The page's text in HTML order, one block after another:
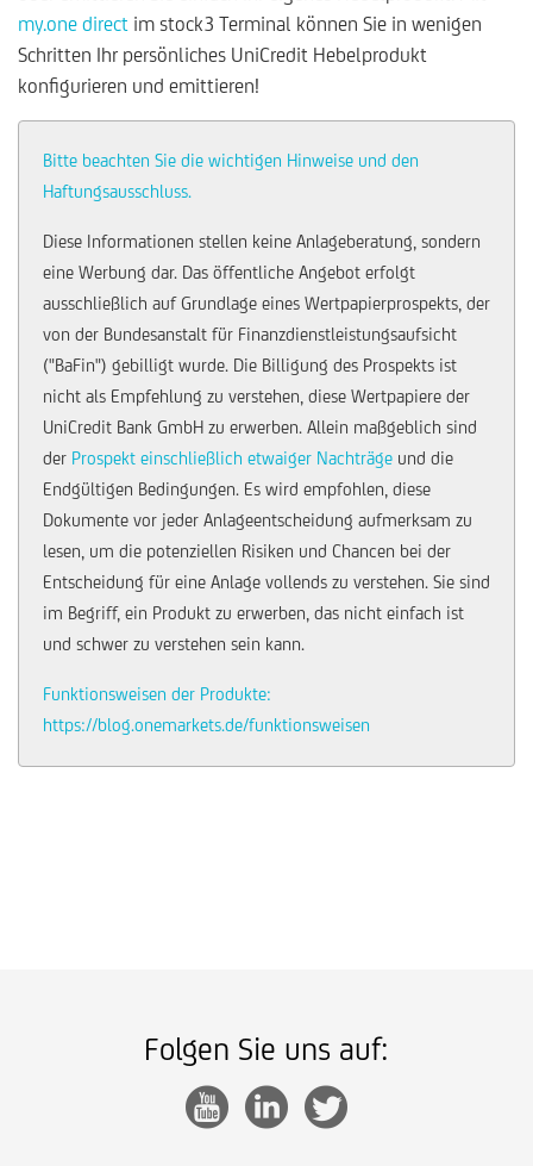
my.one direct im stock3 Terminal können Sie in wenigen
Schritten Ihr persönliches UniCredit Hebelprodukt
konfigurieren und emittieren!
Bitte beachten Sie die wichtigen Hinweise und den
Haftungsausschluss.
Diese Informationen stellen keine Anlageberatung, sondern
eine Werbung dar. Das öffentliche Angebot erfolgt
ausschließlich auf Grundlage eines Wertpapierprospekts, der
von der Bundesanstalt für Finanzdienstleistungsaufsicht
("BaFin") gebilligt wurde. Die Billigung des Prospekts ist
nicht als Empfehlung zu verstehen, diese Wertpapiere der
UniCredit Bank GmbH zu erwerben. Allein maßgeblich sind
der Prospekt einschließlich etwaiger Nachträge und die
Endgültigen Bedingungen. Es wird empfohlen, diese
Dokumente vor jeder Anlageentscheidung aufmerksam zu
lesen, um die potenziellen Risiken und Chancen bei der
Entscheidung für eine Anlage vollends zu verstehen. Sie sind
im Begriff, ein Produkt zu erwerben, das nicht einfach ist
und schwer zu verstehen sein kann.
Funktionsweisen der Produkte:
https://blog.onemarkets.de/funktionsweisen
Folgen Sie uns auf: